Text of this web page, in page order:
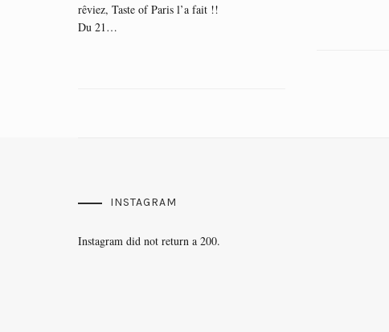
rêviez, Taste of Paris l’a fait !!
Du 21…
INSTAGRAM
Instagram did not return a 200.